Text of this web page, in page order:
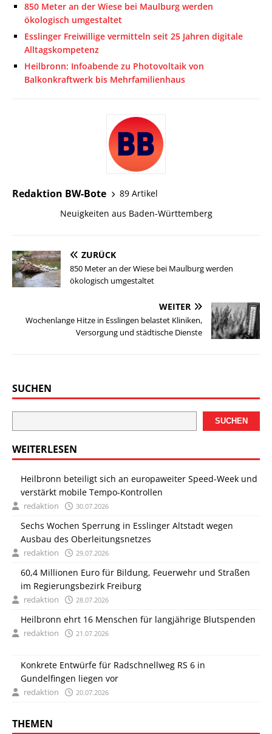
850 Meter an der Wiese bei Maulburg werden
ökologisch umgestaltet
Esslinger Freiwillige vermitteln seit 25 Jahren digitale
Alltagskompetenz
Heilbronn: Infoabende zu Photovoltaik von
Balkonkraftwerk bis Mehrfamilienhaus
Redaktion BW-Bote
89 Artikel
Neuigkeiten aus Baden-Württemberg
ZURÜCK
850 Meter an der Wiese bei Maulburg werden
ökologisch umgestaltet
WEITER
Wochenlange Hitze in Esslingen belastet Kliniken,
Versorgung und städtische Dienste
SUCHEN
SUCHEN
WEITERLESEN
Heilbronn beteiligt sich an europaweiter Speed-Week und
verstärkt mobile Tempo-Kontrollen
redaktion 30.07.2026
Sechs Wochen Sperrung in Esslinger Altstadt wegen
Ausbau des Oberleitungsnetzes
redaktion 29.07.2026
60,4 Millionen Euro für Bildung, Feuerwehr und Straßen
im Regierungsbezirk Freiburg
redaktion 28.07.2026
Heilbronn ehrt 16 Menschen für langjährige Blutspenden
redaktion 21.07.2026
Konkrete Entwürfe für Radschnellweg RS 6 in
Gundelfingen liegen vor
redaktion 20.07.2026
THEMEN